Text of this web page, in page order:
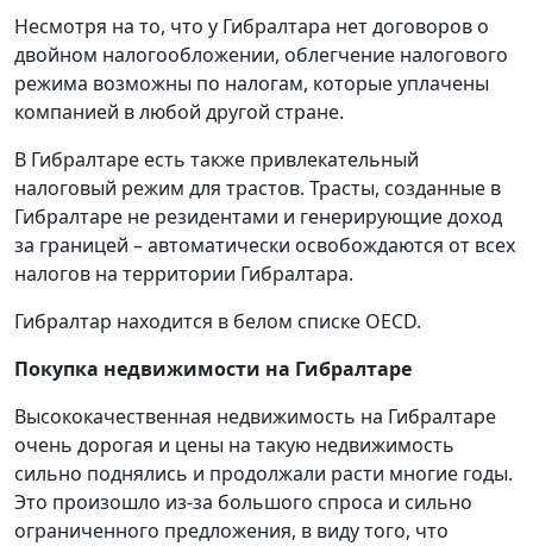
Несмотря на то, что у Гибралтара нет договоров о
двойном налогообложении, облегчение налогового
режима возможны по налогам, которые уплачены
компанией в любой другой стране.
В Гибралтаре есть также привлекательный
налоговый режим для трастов. Трасты, созданные в
Гибралтаре не резидентами и генерирующие доход
за границей – автоматически освобождаются от всех
налогов на территории Гибралтара.
Гибралтар находится в белом списке OECD.
Покупка недвижимости на Гибралтаре
Высококачественная недвижимость на Гибралтаре
очень дорогая и цены на такую недвижимость
сильно поднялись и продолжали расти многие годы.
Это произошло из-за большого спроса и сильно
ограниченного предложения, в виду того, что